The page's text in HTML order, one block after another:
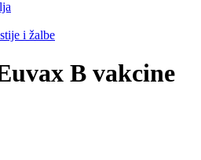
i žalbe
B vakcine